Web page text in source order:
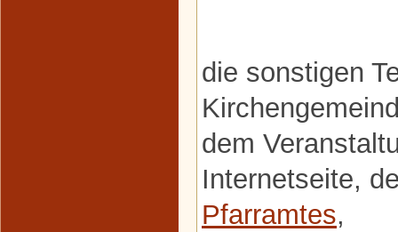
die sonstigen
dem
Internetseite,
Pfarramtes,